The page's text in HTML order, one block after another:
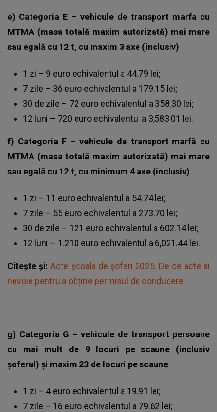
e) Categoria E – vehicule de transport marfa cu
MTMA (masa totală maxim autorizată) mai mare
sau egală cu 12 t, cu maxim 3 axe (inclusiv)
1 zi – 9 euro echivalentul a 44.79 lei;
7 zile – 36 euro echivalentul a 179.15 lei;
30 de zile – 72 euro echivalentul a 358.30 lei;
12 luni – 720 euro echivalentul a 3,583.01 lei.
f) Categoria F – vehicule de transport marfă cu
MTMA (masa totală maxim autorizată) mai mare
sau egală cu 12 t, cu minimum 4 axe (inclusiv)
1 zi – 11 euro echivalentul a 54.74 lei;
7 zile – 55 euro echivalentul a 273.70 lei;
30 de zile – 121 euro echivalentul a 602.14 lei;
12 luni – 1.210 euro echivalentul a 6,021.44 lei.
Citește și:Acte școala de șoferi 2025. De ce acte ai
nevoie pentru a obține permisul de conducere
g) Categoria G – vehicule de transport persoane
cu mai mult de 9 locuri pe scaune (inclusiv
șoferul) şi maxim 23 de locuri pe scaune
1 zi – 4 euro echivalentul a 19.91 lei;
7 zile – 16 euro echivalentul a 79.62 lei;